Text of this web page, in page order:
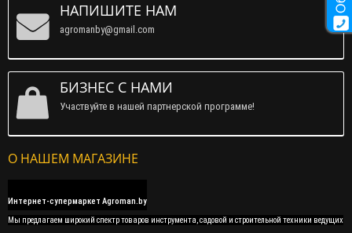
НАПИШИТЕ НАМ
agromanby@gmail.com
БИЗНЕС С НАМИ
Участвуйте в нашей партнерской программе!
О НАШЕМ МАГАЗИНЕ
Интернет-супермаркет Agroman.by
Мы предлагаем широкий спектр товаров инструмента, садовой и строительной техники ведущих